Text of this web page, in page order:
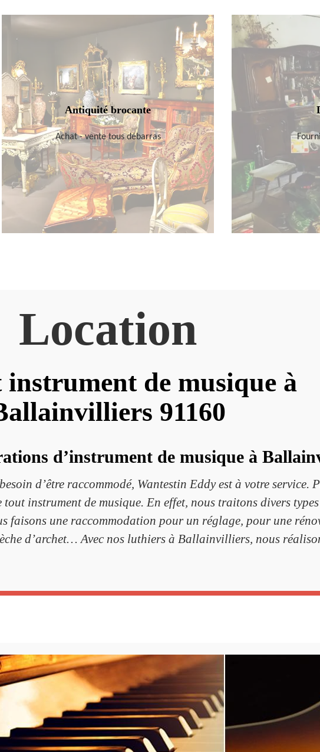
Antiquité brocante
Achat - vente tous débarras
instrument de musique à
91160
Location
d’instrument de musique à
d’être raccommodé, Wantestin Eddy est à votre service.
instrument de musique. En effet, nous traitons divers
faisons une raccommodation pour un réglage, pour une
d’archet… Avec nos luthiers à Ballainvilliers, nous